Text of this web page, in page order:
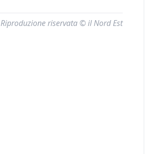
Riproduzione riservata © il Nord Est